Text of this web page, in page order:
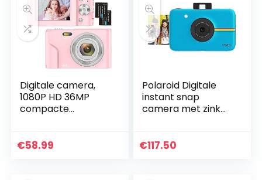
Digitale camera,
1080P HD 36MP
compacte
oplaadbare
€58.99
Polaroid Digitale
instant snap
camera met zink
€117.50